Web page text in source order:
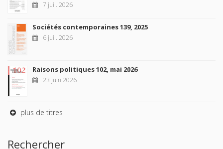
7 juil. 2026
Sociétés contemporaines 139, 2025
6 juil. 2026
Raisons politiques 102, mai 2026
23 juin 2026
plus de titres
Rechercher